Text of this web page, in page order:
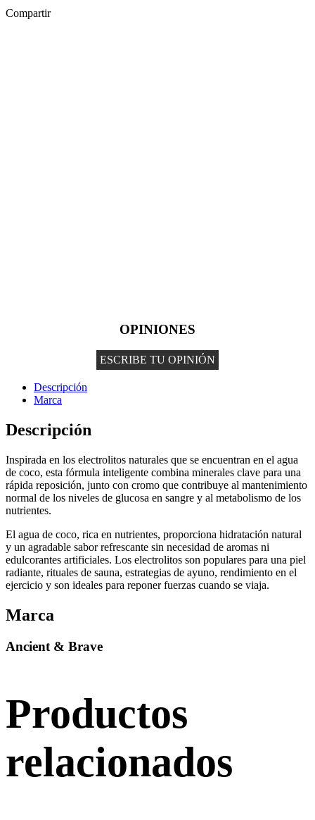
Compartir
OPINIONES
ESCRIBE TU OPINIÓN
Descripción
Marca
Descripción
Inspirada en los electrolitos naturales que se encuentran en el agua
de coco, esta fórmula inteligente combina minerales clave para una
rápida reposición, junto con cromo que contribuye al mantenimiento
normal de los niveles de glucosa en sangre y al metabolismo de los
nutrientes.
El agua de coco, rica en nutrientes, proporciona hidratación natural
y un agradable sabor refrescante sin necesidad de aromas ni
edulcorantes artificiales. Los electrolitos son populares para una piel
radiante, rituales de sauna, estrategias de ayuno, rendimiento en el
ejercicio y son ideales para reponer fuerzas cuando se viaja.
Marca
Ancient & Brave
Productos
relacionados